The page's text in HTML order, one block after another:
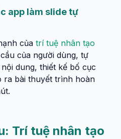
app làm slide tự
của trí tuệ nhân tạo
của người dùng, tự
dung, thiết kế bố cục
ra bài thuyết trình hoàn
Trí tuệ nhân tạo